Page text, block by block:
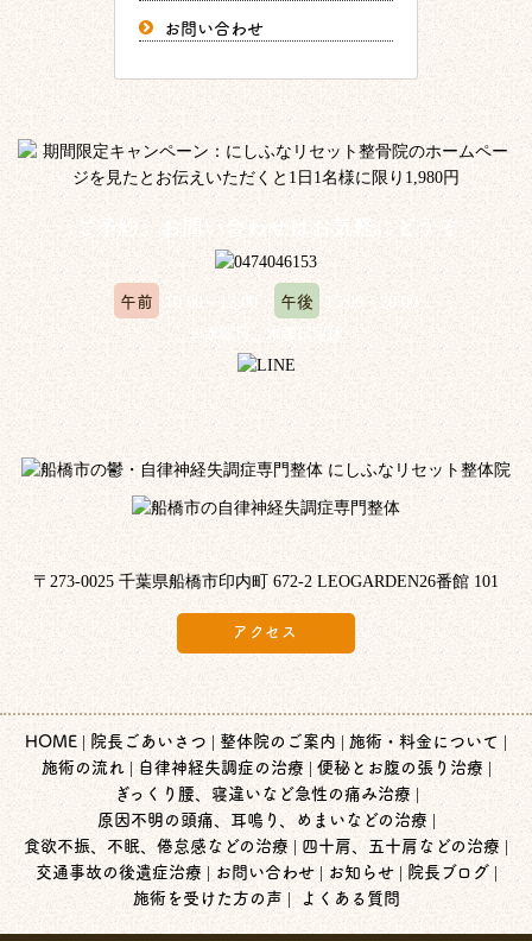
お問い合わせ
ご予約、お問い合わせはお気軽にどうぞ
午前 10:00～12:00 午後
15:00～20:00
※水曜日、木曜日定休
〒273-0025 千葉県船橋市印内町 672-2 LEOGARDEN26番館 101
アクセス
HOME 院長ごあいさつ 整体院のご案内
施術・料金について
施術の流れ
自律神経失調症の治療 便秘とお腹の張り治療
ぎっくり腰、寝違いなど急性の痛み治療
原因不明の頭痛、耳鳴り、めまいなどの治療
食欲不振、不眠、倦怠感などの治療
四十肩、五十肩などの治療
交通事故の後遺症治療
お問い合わせ お知らせ 院長ブログ
施術を受けた方の声
よくある質問